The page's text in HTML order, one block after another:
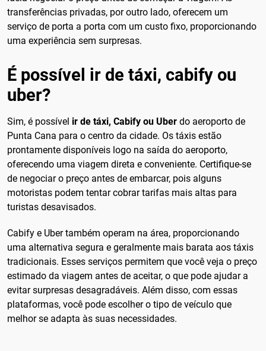
transferências privadas, por outro lado, oferecem um
serviço de porta a porta com um custo fixo, proporcionando
uma experiência sem surpresas.
É possível ir de táxi, cabify ou
uber?
Sim, é possível ir de táxi, Cabify ou Uber do aeroporto de
Punta Cana para o centro da cidade. Os táxis estão
prontamente disponíveis logo na saída do aeroporto,
oferecendo uma viagem direta e conveniente. Certifique-se
de negociar o preço antes de embarcar, pois alguns
motoristas podem tentar cobrar tarifas mais altas para
turistas desavisados.
Cabify e Uber também operam na área, proporcionando
uma alternativa segura e geralmente mais barata aos táxis
tradicionais. Esses serviços permitem que você veja o preço
estimado da viagem antes de aceitar, o que pode ajudar a
evitar surpresas desagradáveis. Além disso, com essas
plataformas, você pode escolher o tipo de veículo que
melhor se adapta às suas necessidades.